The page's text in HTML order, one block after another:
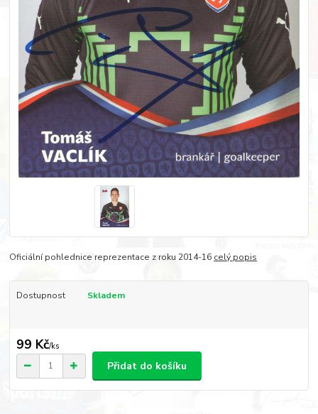
Oficiální pohlednice reprezentace z roku 2014-16 celý popis
Dostupnost Skladem
99 Kč/ks
Přidat do košíku